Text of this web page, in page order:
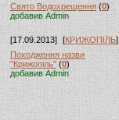
Свято Водохрещення (0)
добавив Admin
[17.09.2013] [КРИЖОПІЛЬ]
Походження назви
"Крижопіль" (0)
добавив Admin